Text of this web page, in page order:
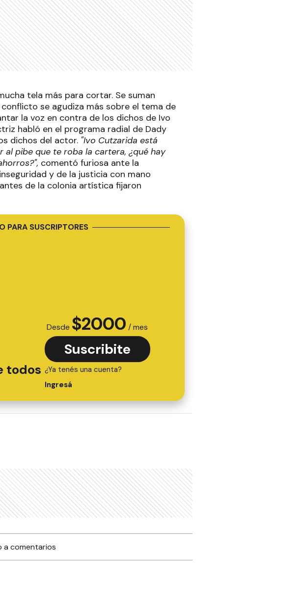
tela más para cortar. Se suman
se agudiza más sobre el tema de
la voz en contra de los dichos de Ivo
habló en el programa radial de Dady
dichos del actor. "Ivo Cutzarida está
al pibe que te roba la cartera, ¿qué hay
comentó furiosa ante la
y de la justicia con mano
de la colonia artística fijaron
PARA SUSCRIPTORES
todos
Desde $2000 / mes
Suscribite
¿Ya tenés una cuenta?
Ingresá
a comentarios